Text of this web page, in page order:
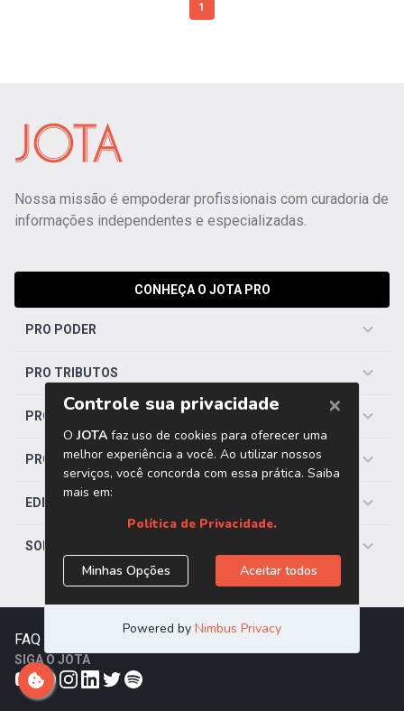
1
Nossa missão é empoderar profissionais com curadoria de
informações independentes e especializadas.
CONHEÇA O JOTA PRO
PRO PODER
PRO TRIBUTOS
PRO TRABALHISTA
PRO SAÚDE
EDITORIAS
SOBRE O JOTA
FAQ Trabalhe Conosco
SIGA O JOTA